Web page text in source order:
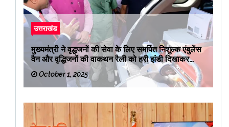
उत्तराखंड
मुख्यमंत्री ने वृद्धजनों की सेवा के लिए समर्पित निशुल्क एंबुलेंस
वैन और वृद्धिजनों की वाकथन रैली को हरी झंडी दिखाकर
रवाना किया
October 1, 2025